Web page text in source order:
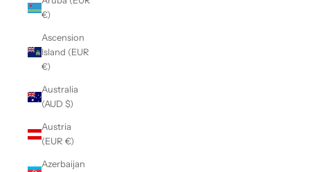
€)
Ascension
Island (EUR
€)
Australia
(AUD $)
Austria
(EUR €)
Azerbaijan